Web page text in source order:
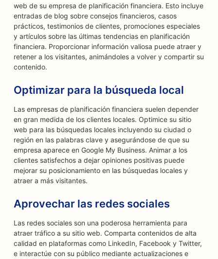
web de su empresa de planificación financiera. Esto incluye
entradas de blog sobre consejos financieros, casos
prácticos, testimonios de clientes, promociones especiales
y artículos sobre las últimas tendencias en planificación
financiera. Proporcionar información valiosa puede atraer y
retener a los visitantes, animándoles a volver y compartir su
contenido.
Optimizar para la búsqueda local
Las empresas de planificación financiera suelen depender
en gran medida de los clientes locales. Optimice su sitio
web para las búsquedas locales incluyendo su ciudad o
región en las palabras clave y asegurándose de que su
empresa aparece en Google My Business. Animar a los
clientes satisfechos a dejar opiniones positivas puede
mejorar su posicionamiento en las búsquedas locales y
atraer a más visitantes.
Aprovechar las redes sociales
Las redes sociales son una poderosa herramienta para
atraer tráfico a su sitio web. Comparta contenidos de alta
calidad en plataformas como LinkedIn, Facebook y Twitter,
e interactúe con su público mediante actualizaciones e